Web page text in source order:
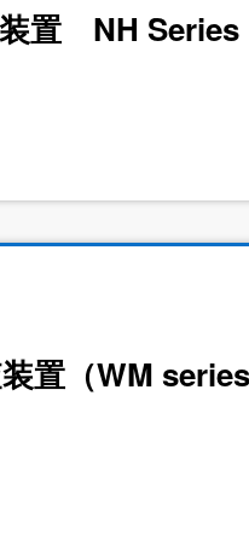
置 NH Series
置（WM series